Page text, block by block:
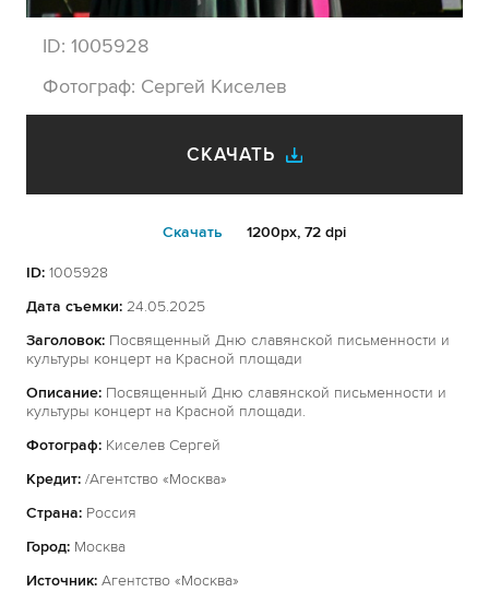
ID: 1005928
Фотограф: Сергей Киселев
СКАЧАТЬ
Cкачать 1200px, 72 dpi
ID: 1005928
Дата съемки: 24.05.2025
Заголовок: Посвященный Дню славянской письменности и
культуры концерт на Красной площади
Описание: Посвященный Дню славянской письменности и
культуры концерт на Красной площади.
Фотограф: Киселев Сергей
Кредит: /Агентство «Москва»
Страна: Россия
Город: Москва
Источник: Агентство «Москва»